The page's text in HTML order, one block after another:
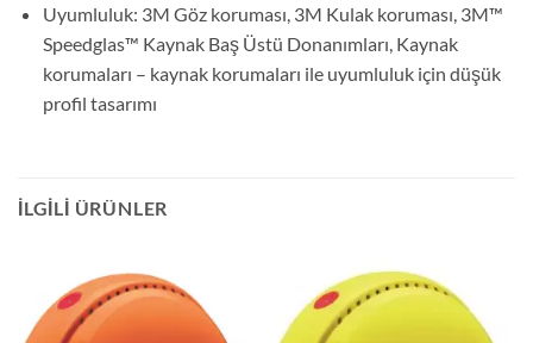
Uyumluluk: 3M Göz koruması, 3M Kulak koruması, 3M™
Speedglas™ Kaynak Baş Üstü Donanımları, Kaynak
korumaları – kaynak korumaları ile uyumluluk için düşük
profil tasarımı
İLGILI ÜRÜNLER